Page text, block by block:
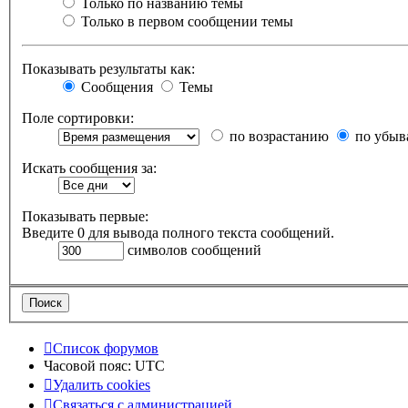
Только по названию темы
Только в первом сообщении темы
Показывать результаты как:
Сообщения
Темы
Поле сортировки:
по возрастанию
по
Искать сообщения за:
Показывать первые:
Введите 0 для вывода полного текста сообщений.
символов сообщений
Список форумов
Часовой пояс: UTC
Удалить cookies
Связаться с администрацией